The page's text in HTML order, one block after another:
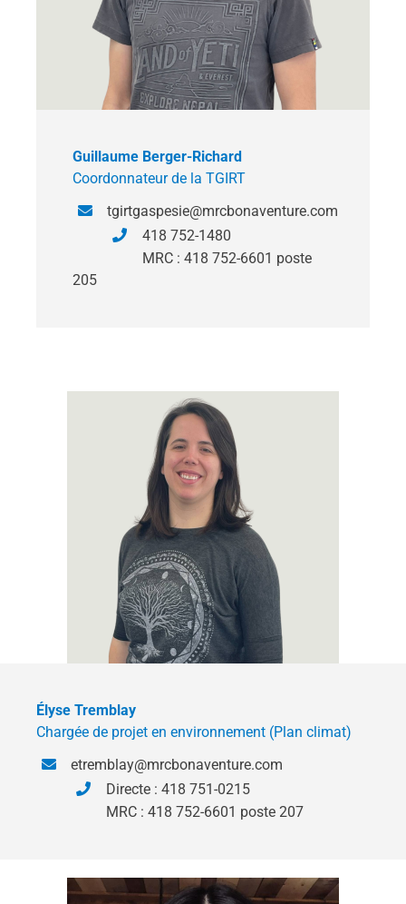
Guillaume Berger-Richard
Coordonnateur de la TGIRT
tgirtgaspesie@mrcbonaventure.com
418 752-1480
MRC : 418 752-6601 poste
205
Élyse Tremblay
Chargée de projet en environnement (Plan climat)
etremblay@mrcbonaventure.com
Directe : 418 751-0215
MRC : 418 752-6601 poste 207